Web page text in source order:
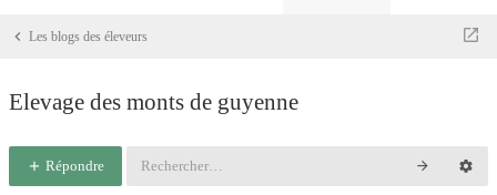
Les blogs des éleveurs
Elevage des monts de guyenne
Répondre